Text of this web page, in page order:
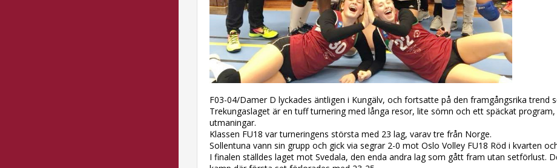
F03-04/Damer D lyckades äntligen i Kungälv, och fortsatte på den framgångsrika trend
Trekungaslaget är en tuff turnering med långa resor, lite sömn och ett späckat
utmaningar.
Klassen FU18 var turneringens största med 23 lag, varav tre från Norge.
Sollentuna vann sin grupp och gick via segrar 2-0 mot Oslo Volley FU18 Röd i kvarten
I finalen ställdes laget mot Svedala, den enda andra lag som gått fram utan setförlust.